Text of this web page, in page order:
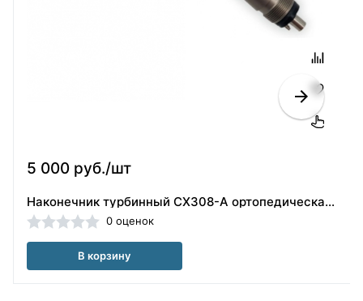
5 000 руб./шт
Наконечник турбинный CX308-A ортопедическая головка(40101854)
0 оценок
В корзину